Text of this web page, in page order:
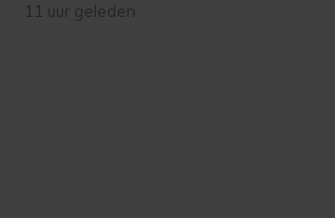
11 uur geleden